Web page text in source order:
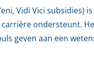
Vidi Vici subsidies)
ondersteunt.
geven aan een